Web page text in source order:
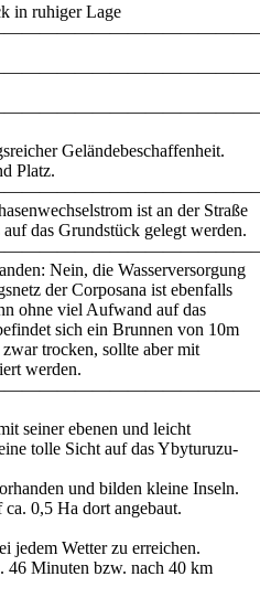
in ruhiger Lage
Geländebeschaffenheit.
Platz.
ist an der Straße
das Grundstück gelegt werden.
Nein, die Wasserversorgung
der Corposana ist ebenfalls
ohne viel Aufwand auf das
sich ein Brunnen von 10m
trocken, sollte aber mit
werden.
seiner ebenen und leicht
tolle Sicht auf das Ybyturuzu-
und bilden kleine Inseln.
0,5 Ha dort angebaut.
jedem Wetter zu erreichen.
46 Minuten bzw. nach 40 km